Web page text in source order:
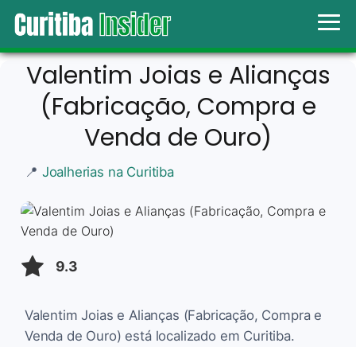
Valentim Joias e Alianças
(Fabricação, Compra e
Venda de Ouro)
📍 Joalherias na Curitiba
9.3
Valentim Joias e Alianças (Fabricação, Compra e
Venda de Ouro) está localizado em Curitiba.